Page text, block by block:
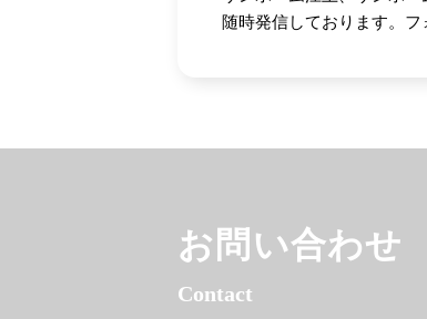
随時発信しております。フ
お問い合わせ
Contact